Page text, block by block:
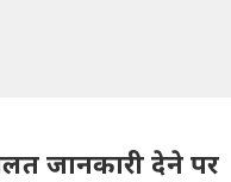
जानकारी देने पर